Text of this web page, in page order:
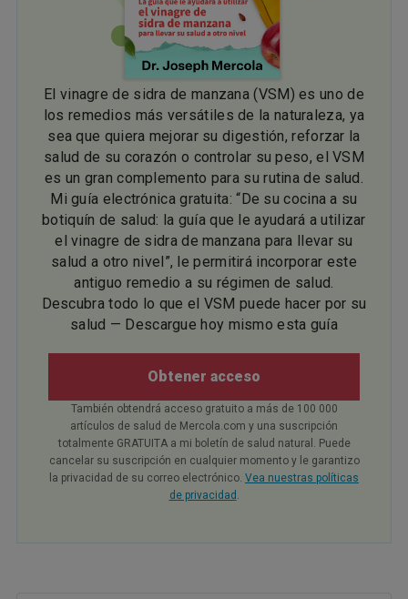
El vinagre de sidra de manzana (VSM) es uno de
los remedios más versátiles de la naturaleza, ya
sea que quiera mejorar su digestión, reforzar la
salud de su corazón o controlar su peso, el VSM
es un gran complemento para su rutina de salud.
Mi guía electrónica gratuita: “De su cocina a su
botiquín de salud: la guía que le ayudará a utilizar
el vinagre de sidra de manzana para llevar su
salud a otro nivel”, le permitirá incorporar este
antiguo remedio a su régimen de salud.
Descubra todo lo que el VSM puede hacer por su
salud — Descargue hoy mismo esta guía
Obtener acceso
También obtendrá acceso gratuito a más de 100 000
artículos de salud de Mercola.com y una suscripción
totalmente GRATUITA a mi boletín de salud natural. Puede
cancelar su suscripción en cualquier momento y le garantizo
la privacidad de su correo electrónico. Vea nuestras políticas
de privacidad .